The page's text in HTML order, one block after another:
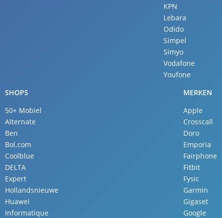
KPN
Lebara
Odido
Simpel
Simyo
Vodafone
Youfone
SHOPS
50+ Mobiel
Alternate
Ben
Bol.com
Coolblue
DELTA
Expert
Hollandsnieuwe
Huawei
Informatique
MERKEN
Apple
Crosscall
Doro
Emporia
Fairphone
Fitbit
Fysic
Garmin
Gigaset
Google